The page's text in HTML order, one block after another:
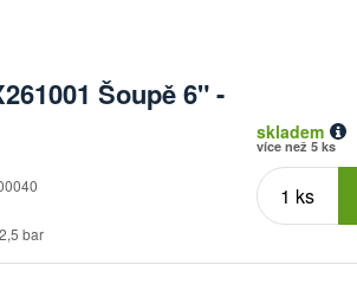
Šoupě 6" -
2,5 bar
skladem
více než 5 ks